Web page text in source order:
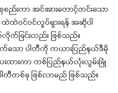
စည်းကာ အင်အားတောင့်တင်းသော
ထဲထဲဝင်ဝင်လှုပ်ရှားရန် အဆိုပါ
က်ခြင်းလည်း ဖြစ်သည်။
က်သော ပါတီကို ကယားပြည်နယ်ဒီမို
ားကာ တစ်ပြည်နယ်လုံးလွမ်းခြုံ
ါတီတစ်ခု ဖြစ်လာမည် ဖြစ်သည်။